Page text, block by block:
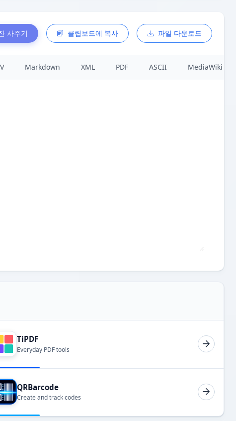
사주기 클립보드에 복사 파일 다운로드
Markdown XML PDF ASCII MediaWiki
TiPDF
Everyday PDF tools
QRBarcode
Create and track codes